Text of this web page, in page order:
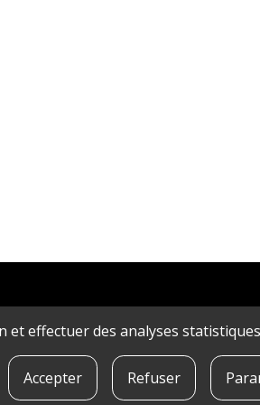
| QUE SONT LES COOKIES? | CONTACT
et effectuer des analyses
Accepter Refuser